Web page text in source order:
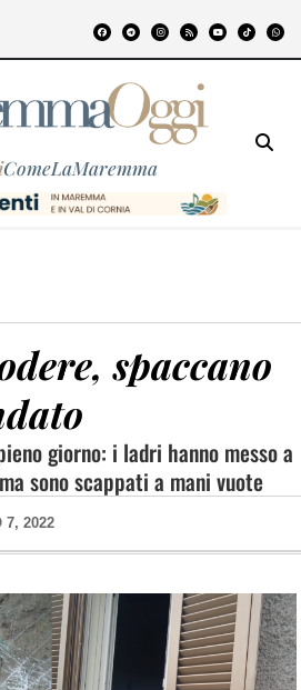
ComeLaMaremma
spaccano
giorno: i ladri hanno messo a
sono scappati a mani vuote
7, 2022